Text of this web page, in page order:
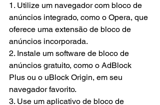
1. Utilize um navegador com bloco de
anúncios integrado, como o Opera, que
oferece uma extensão de bloco de
anúncios incorporada.
2. Instale um software de bloco de
anúncios gratuito, como o AdBlock
Plus ou o uBlock Origin, em seu
navegador favorito.
3. Use um aplicativo de bloco de